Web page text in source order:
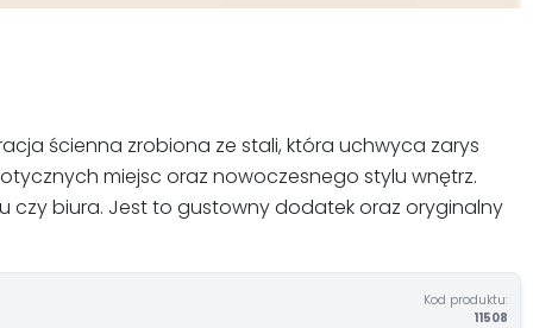
ścienna zrobiona ze stali, która uchwyca zarys
miejsc oraz nowoczesnego stylu wnętrz.
czy biura. Jest to gustowny dodatek oraz oryginalny
Kod produktu:
11508